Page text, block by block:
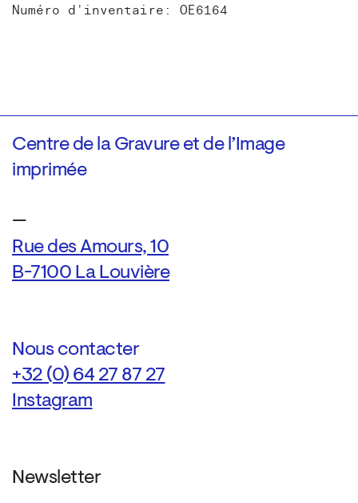
Numéro d'inventaire: OE6164
Centre de la Gravure et de l’Image
imprimée
—
Rue des Amours, 10
B-7100 La Louvière
Nous contacter
+32 (0) 64 27 87 27
Instagram
Newsletter